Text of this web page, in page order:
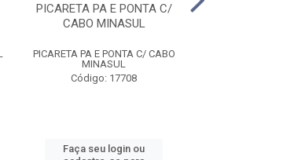
PICARETA PA E PONTA C/
CABO MINASUL
PICARETA PA E PONTA C/ CABO
MINASUL
Código: 17708
Faça seu login ou